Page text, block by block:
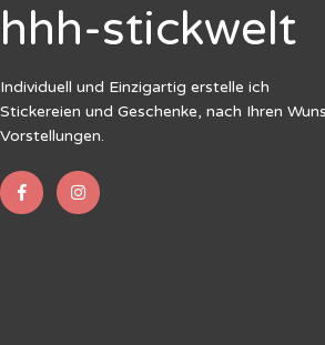
hhh-stickwelt
Individuell und Einzigartig erstelle ich
Stickereien und Geschenke, nach Ihren
Vorstellungen.